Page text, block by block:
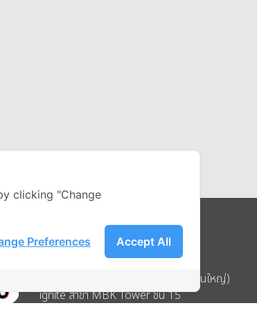
Address
บริษัท อิกไนท์ เอ สตาร์ จำกัด (สำนักงานใหญ่)
ignite สาขา MBK Tower ชั้น 15
clicking "Change
Accept All
Preferences